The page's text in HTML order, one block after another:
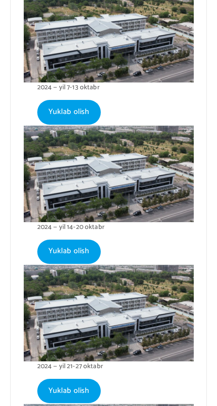
2024 — yil 7-13 oktabr
Yuklab olish
2024 — yil 14-20 oktabr
Yuklab olish
2024 — yil 21-27 oktabr
Yuklab olish